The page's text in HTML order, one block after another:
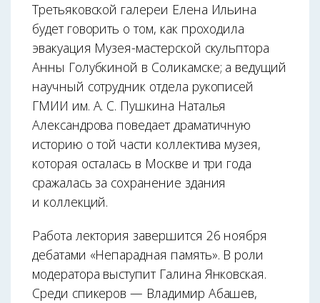
Третьяковской галереи Елена Ильина
будет говорить о том, как проходила
эвакуация Музея-мастерской скульптора
Анны Голубкиной в Соликамске; а ведущий
научный сотрудник отдела рукописей
ГМИИ им. А. С. Пушкина Наталья
Александрова поведает драматичную
историю о той части коллектива музея,
которая осталась в Москве и три года
сражалась за сохранение здания
и коллекций.
Работа лектория завершится 26 ноября
дебатами «Непарадная память». В роли
модератора выступит Галина Янковская.
Среди спикеров — Владимир Абашев,